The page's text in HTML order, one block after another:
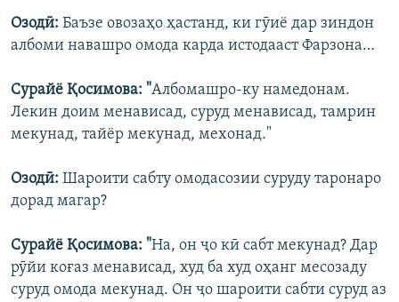
Озодӣ: Баъзе овозаҳо ҳастанд, ки гӯиё дар зиндон
албоми навашро омода карда истодааст Фарзона…
Сурайё Қосимова: "Албомашро-ку намедонам.
Лекин доим менависад, суруд менависад, тамрин
мекунад, тайёр мекунад, мехонад."
Озодӣ: Шароити сабту омодасозии суруду таронаро
дорад магар?
Сурайё Қосимова: "На, он ҷо кӣ сабт мекунад? Дар
рӯйи коғаз менависад, худ ба худ оҳанг месозаду
суруд омода мекунад. Он ҷо шароити сабти суруд аз